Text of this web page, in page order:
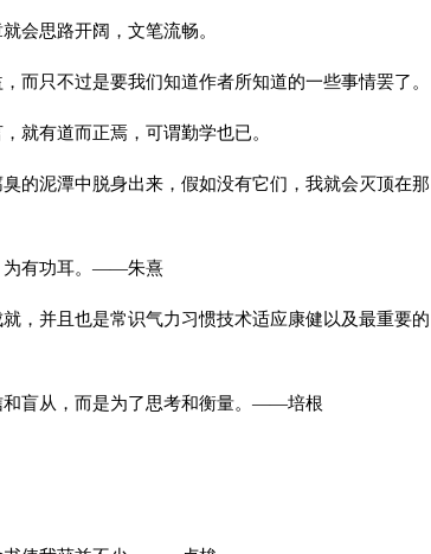
会思路开阔，文笔流畅。
而只不过是要我们知道作者所知道的一些事情罢了。
就有道而正焉，可谓勤学也已。
的泥潭中脱身出来，假如没有它们，我就会灭顶在那
为有功耳。——朱熹
，并且也是常识气力习惯技术适应康健以及最重要的
和盲从，而是为了思考和衡量。——培根